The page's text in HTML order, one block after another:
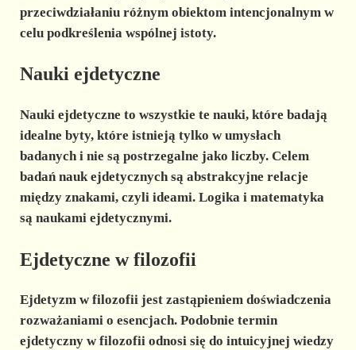
przeciwdziałaniu różnym obiektom intencjonalnym w
celu podkreślenia wspólnej istoty.
Nauki ejdetyczne
Nauki ejdetyczne to wszystkie te nauki, które badają
idealne byty, które istnieją tylko w umysłach
badanych i nie są postrzegalne jako liczby. Celem
badań nauk ejdetycznych są abstrakcyjne relacje
między znakami, czyli ideami. Logika i matematyka
są naukami ejdetycznymi.
Ejdetyczne w filozofii
Ejdetyzm w filozofiijest zastąpieniem doświadczenia
rozważaniami o esencjach. Podobnie termin
ejdetyczny w filozofii odnosi się do intuicyjnej wiedzy